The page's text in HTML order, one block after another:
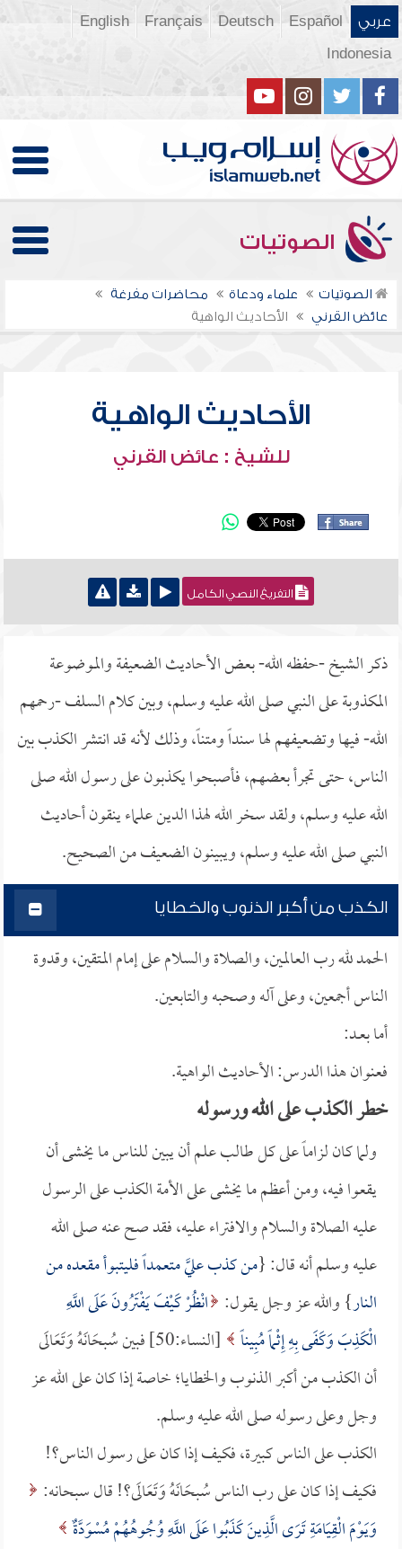
عربي Español
Deutsch
Français
English
Indonesia
الصوتيات
الصوتيات علماء ودعاة
محاضرات مفرغة
عائض القرني
الأحاديث الواهية
الأحاديث الواهية
للشيخ : عائض القرني
التفريغ النصي الكامل
ذكر الشيخ -حفظه الله- بعض الأحاديث الضعيفة والموضوعة
المكذوبة على النبي صلى الله عليه وسلم، وبين كلام السلف -رحمهم
الله- فيها وتضعيفهم لها سنداً ومتناً، وذلك لأنه قد انتشر الكذب بين
الناس، حتى تجرأ بعضهم، فأصبحوا يكذبون على رسول الله صلى
الله عليه وسلم، ولقد سخر الله لهذا الدين علماء ينقون أحاديث
النبي صلى الله عليه وسلم، ويبينون الضعيف من الصحيح.
الكذب من أكبر الذنوب والخطايا
الحمد لله رب العالمين، والصلاة والسلام على إمام المتقين، وقدوة
الناس أجمعين، وعلى آله وصحبه والتابعين.
أما بعــد:
فعنوان هذا الدرس: الأحاديث الواهية.
خطر الكذب على الله ورسوله
ولما كان لزاماً على كل طالب علم أن يبين للناس ما يخشى أن
يقعوا فيه، ومن أعظم ما يخشى على الأمة الكذب على الرسول
عليه الصلاة والسلام والافتراء عليه، فقد صح عنه صلى الله
عليه وسلم أنه قال: {من كذب عليَّ متعمداً فليتبوأ مقعده من
النار} والله عز وجل يقول: انْظُرْ كَيْفَ يَفْتَرُونَ عَلَى اللَّهِ
الْكَذِبَ وَكَفَى بِهِ إِثْماً مُبِيناً
[النساء:50] فبين سُبحَانَهُ وَتَعَالَى
أن الكذب من أكبر الذنوب والخطايا؛ خاصة إذا كان على الله عز
وجل وعلى رسوله صلى الله عليه وسلم.
الكذب على الناس كبيرة، فكيف إذا كان على رسول الناس؟!
فكيف إذا كان على رب الناس سُبحَانَهُ وَتَعَالَى؟! قال سبحانه:
وَيَوْمَ الْقِيَامَةِ تَرَى الَّذِينَ كَذَبُوا عَلَى اللَّهِ وُجُوهُهُمْ مُسْوَدَّةٌ